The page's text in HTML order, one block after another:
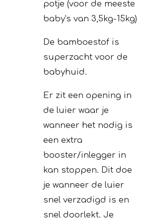
potje (voor de meeste
baby's van 3,5kg-15kg)
De bamboestof is
superzacht voor de
babyhuid.
Er zit een opening in
de luier waar je
wanneer het nodig is
een extra
booster/inlegger in
kan stoppen. Dit doe
je wanneer de luier
snel verzadigd is en
snel doorlekt. Je